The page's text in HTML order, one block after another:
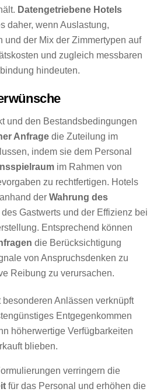
Datengetriebene Hotels
daher, wenn Auslastung,
und der Mix der Zimmertypen auf
und zugleich messbaren
hindeuten.
und den Bestandsbedingungen
Anfrage die Zuteilung im
indem sie dem Personal
im Rahmen von
zu rechtfertigen. Hotels
derWahrung des
des Gastwerts und der Effizienz bei
Entsprechend können
die Berücksichtigung
von Anspruchsdenken zu
Reibung zu verursachen.
besonderen Anlässen verknüpft
Entgegenkommen
höherwertige Verfügbarkeiten
blieben.
verringern die
für das Personal und erhöhen die